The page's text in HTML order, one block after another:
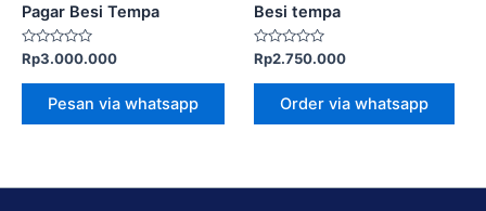
Pagar Besi Tempa
Dinilai
0
dari
Rp3.000.000
Pesan via whatsapp
Besi tempa
Dinilai
0
dari
Rp2.750.000
Order via whatsapp